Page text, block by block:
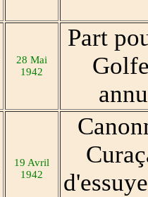
28 Mai
1942
Part
19 Avril
1942